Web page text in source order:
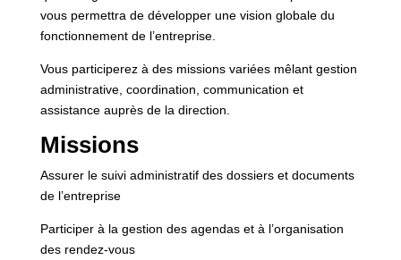
vous permettra de développer une vision globale du
fonctionnement de l’entreprise.
Vous participerez à des missions variées mêlant gestion
administrative, coordination, communication et
assistance auprès de la direction.
Missions
Assurer le suivi administratif des dossiers et documents
de l’entreprise
Participer à la gestion des agendas et à l’organisation
des rendez-vous